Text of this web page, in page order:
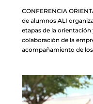
CONFERENCIA
de alumnos ALI
etapas de la orientación
colaboración de la
acompañamiento de los